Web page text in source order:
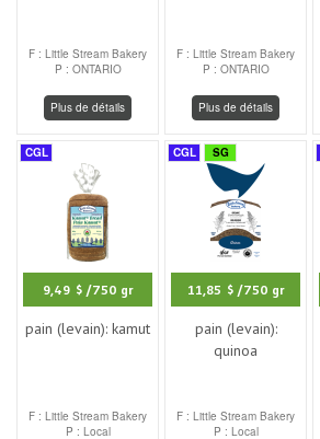
F : Little Stream Bakery
P : ONTARIO
Plus de détails
F : Little Stream Bakery
P : ONTARIO
Plus de détails
CGL
9,49 $ /750 gr
pain (levain): kamut
F : Little Stream Bakery
P : Local
CGL SG
11,85 $ /750 gr
pain (levain):
quinoa
F : Little Stream Bakery
P : Local